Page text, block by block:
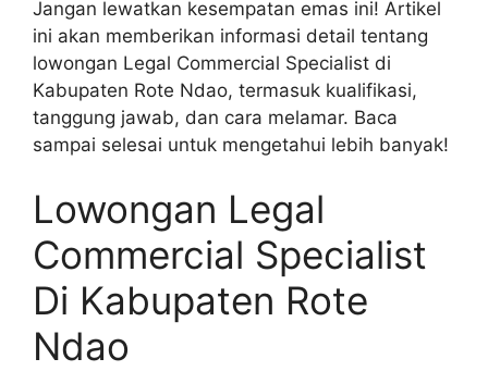
Jangan lewatkan kesempatan emas ini! Artikel
ini akan memberikan informasi detail tentang
lowongan Legal Commercial Specialist di
Kabupaten Rote Ndao, termasuk kualifikasi,
tanggung jawab, dan cara melamar. Baca
sampai selesai untuk mengetahui lebih banyak!
Lowongan Legal
Commercial Specialist
Di Kabupaten Rote
Ndao